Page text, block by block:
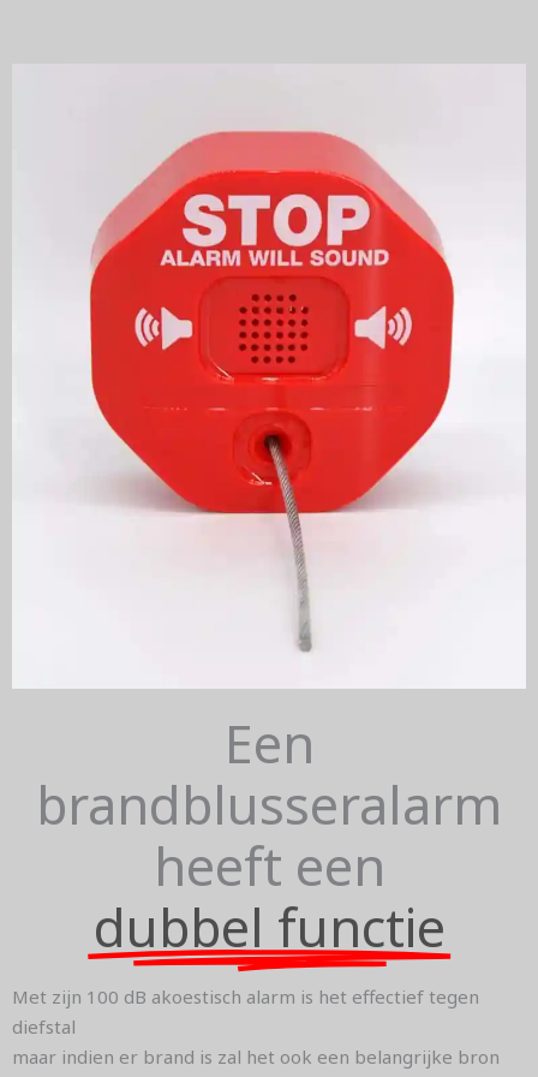
Een
brandblusseralarm
heeft een
dubbel functie
Met zijn 100 dB akoestisch alarm is het effectief tegen
diefstal
maar indien er brand is zal het ook een belangrijke bron